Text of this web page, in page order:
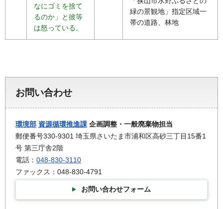
なにゴミを捨て
るのか」と彼等
は怒っている。
緑の景観地」指定区域一
帯の道路、林地
お問い合わせ
環境部 資源循環推進課 企画調整・一般廃棄物担当
郵便番号330-9301 埼玉県さいたま市浦和区高砂三丁目15番1
号 第三庁舎2階
電話： 048-830-3110
ファックス：048-830-4791
お問い合わせフォーム